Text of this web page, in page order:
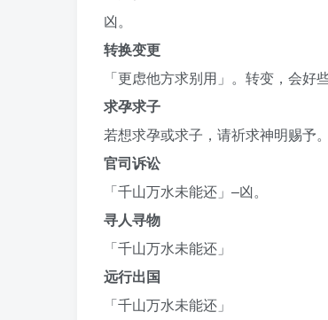
凶。
转换变更
「更虑他方求别用」。转变，会好
求孕求子
若想求孕或求子，请祈求神明赐予。
官司诉讼
「千山万水未能还」–凶。
寻人寻物
「千山万水未能还」
远行出国
「千山万水未能还」